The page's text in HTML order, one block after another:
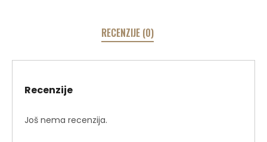
RECENZIJE (0)
Recenzije
Još nema recenzija.